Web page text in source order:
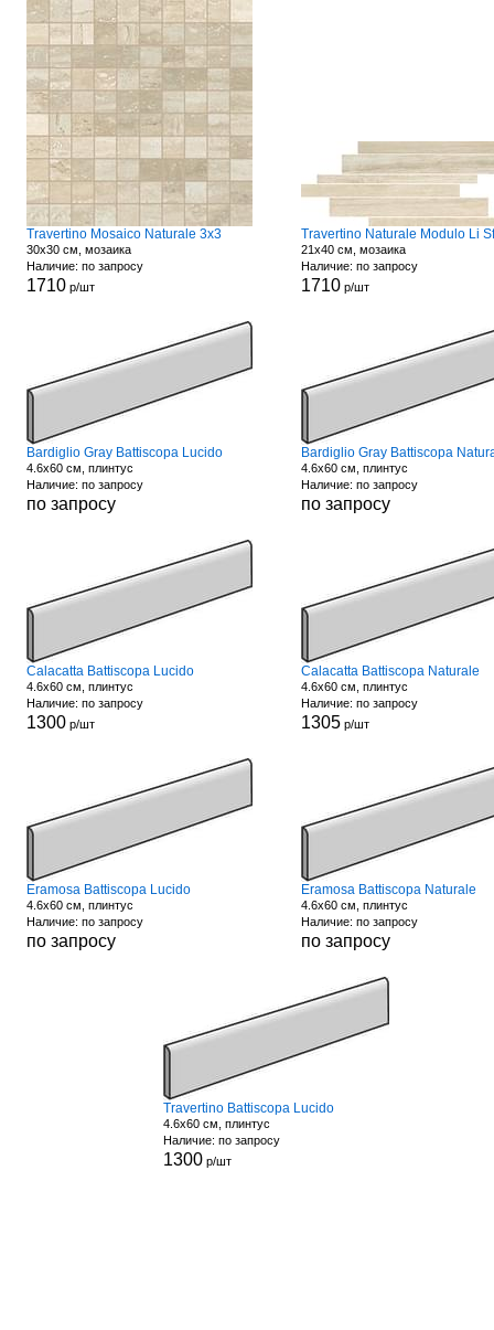
Travertino Mosaico Naturale 3x3
30x30 см, мозаика
Наличие: по запросу
1710р/шт
Travertino Naturale Modulo Li Sf
21x40 см, мозаика
Наличие: по запросу
1710р/шт
Bardiglio Gray Battiscopa Lucido
4.6x60 см, плинтус
Наличие: по запросу
по запросу
Bardiglio Gray Battiscopa
4.6x60 см, плинтус
Наличие: по запросу
по запросу
Calacatta Battiscopa Lucido
4.6x60 см, плинтус
Наличие: по запросу
1300р/шт
Calacatta Battiscopa Naturale
4.6x60 см, плинтус
Наличие: по запросу
1305р/шт
Eramosa Battiscopa Lucido
4.6x60 см, плинтус
Наличие: по запросу
по запросу
Eramosa Battiscopa Naturale
4.6x60 см, плинтус
Наличие: по запросу
по запросу
Travertino Battiscopa Lucido
4.6x60 см, плинтус
Наличие: по запросу
1300 р/шт